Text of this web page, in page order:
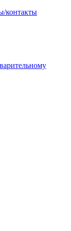
контакты